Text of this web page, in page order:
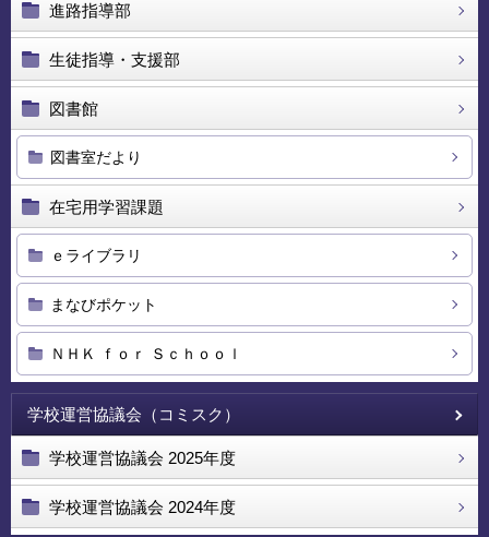
進路指導部
生徒指導・支援部
図書館
図書室だより
在宅用学習課題
ｅライブラリ
まなびポケット
ＮＨＫ ｆｏｒ Ｓｃｈｏｏｌ
学校運営協議会（コミスク）
学校運営協議会 2025年度
学校運営協議会 2024年度